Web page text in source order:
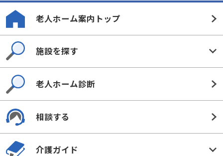
老人ホーム案内トップ
施設を探す
老人ホーム診断
相談する
介護ガイド